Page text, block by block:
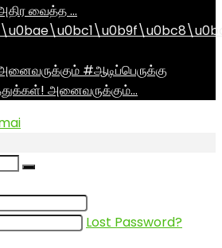
அதிர வைத்த …
#ஆடிப்பெருக்கு
அனைவருக்கும்…
Lost Password?